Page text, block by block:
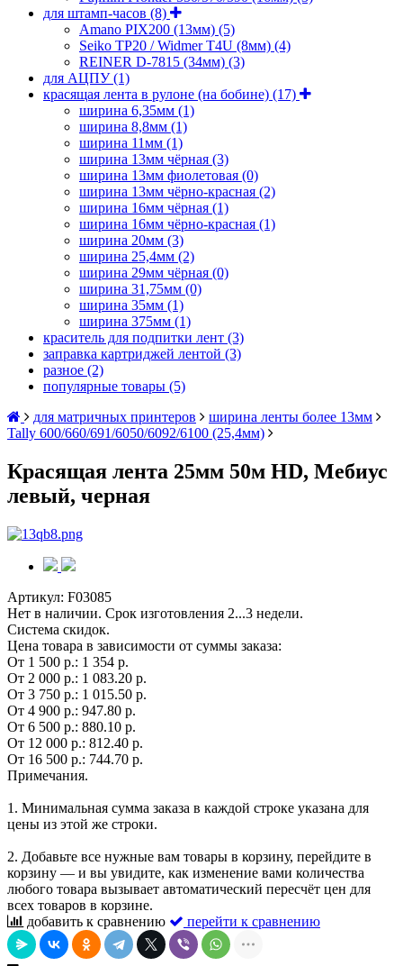
для штамп-часов (8)
Amano PIX200 (13мм) (5)
Seiko TP20 / Widmer T4U (8мм) (4)
REINER D-7815 (34мм) (3)
для АЦПУ(1)
красящая лента в рулоне (на бобине) (17)
ширина 6,35мм (1)
ширина 8,8мм (1)
ширина 11мм (1)
ширина 13мм чёрная (3)
ширина 13мм фиолетовая (0)
ширина 13мм чёрно-красная (2)
ширина 16мм чёрная (1)
ширина 16мм чёрно-красная (1)
ширина 20мм (3)
ширина 25,4мм (2)
ширина 29мм чёрная (0)
ширина 31,75мм (0)
ширина 35мм (1)
ширина 375мм (1)
краситель для подпитки лент (3)
заправка картриджей лентой (3)
разное (2)
популярные товары (5)
для матричных принтеров
ширина ленты более 13мм
Tally 600/660/691/6050/6092/6100 (25,4мм)
Красящая лента 25мм 50м HD, Мебиус
левый, черная
Артикул: F03085
Нет в наличии. Срок изготовления 2...3 недели.
Система скидок.
Цена товара в зависимости от суммы заказа:
От 1 500 р.: 1 354 р.
От 2 000 р.: 1 083.20 р.
От 3 750 р.: 1 015.50 р.
От 4 900 р.: 947.80 р.
От 6 500 р.: 880.10 р.
От 12 000 р.: 812.40 р.
От 16 500 р.: 744.70 р.
Примечания.
1. Минимальная сумма заказа в каждой строке указана для
цены из этой же строки.
2. Добавьте все нужные вам товары в корзину, перейдите в
корзину — и вы увидите, как изменение вами количества
любого товара вызывает автоматический пересчёт цен для
всех товаров в корзине.
добавить к сравнению
перейти к сравнению